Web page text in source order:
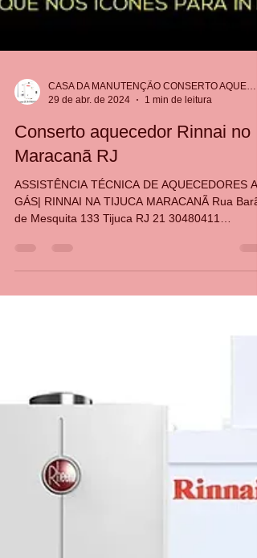
29 de abr. de 2024
1 min de leitura
Conserto aquecedor Rinnai no
Maracanã RJ
ASSISTÊNCIA TÉCNICA DE AQUECEDORES A
GÁS| RINNAI NA TIJUCA MARACANÃ Rua Barão